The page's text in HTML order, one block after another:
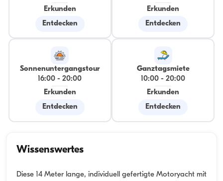
Erkunden
Entdecken
Erkunden
Entdecken
Sonnenuntergangstour
16:00 -20:00
Erkunden
Entdecken
Ganztagsmiete
10:00 -20:00
Erkunden
Entdecken
Wissenswertes
Diese 14 Meter lange, individuell gefertigte Motoryacht mit